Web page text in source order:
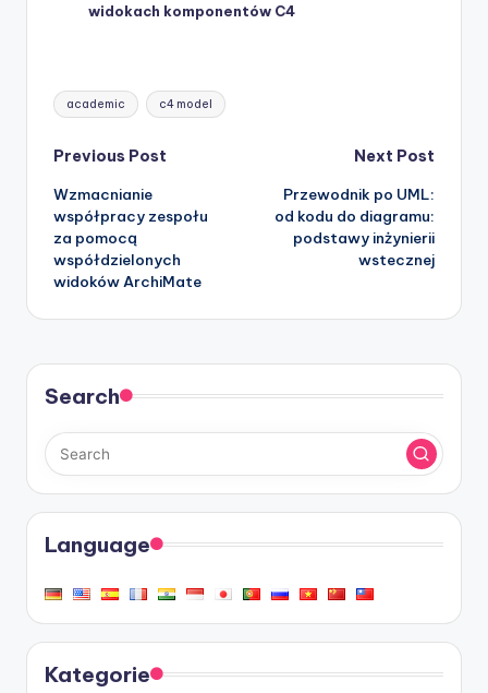
widokach komponentów C4
Tags:
academic c4 model
Post
navigation
Previous Post
Wzmacnianie
współpracy zespołu
za pomocą
współdzielonych
widoków ArchiMate
Next Post
Przewodnik po UML:
od kodu do diagramu:
podstawy inżynierii
wstecznej
Search
Language
Kategorie